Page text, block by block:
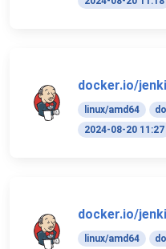
docker.io/
linux/amd64
2024-08-20 11:27
docker.io/
linux/amd64